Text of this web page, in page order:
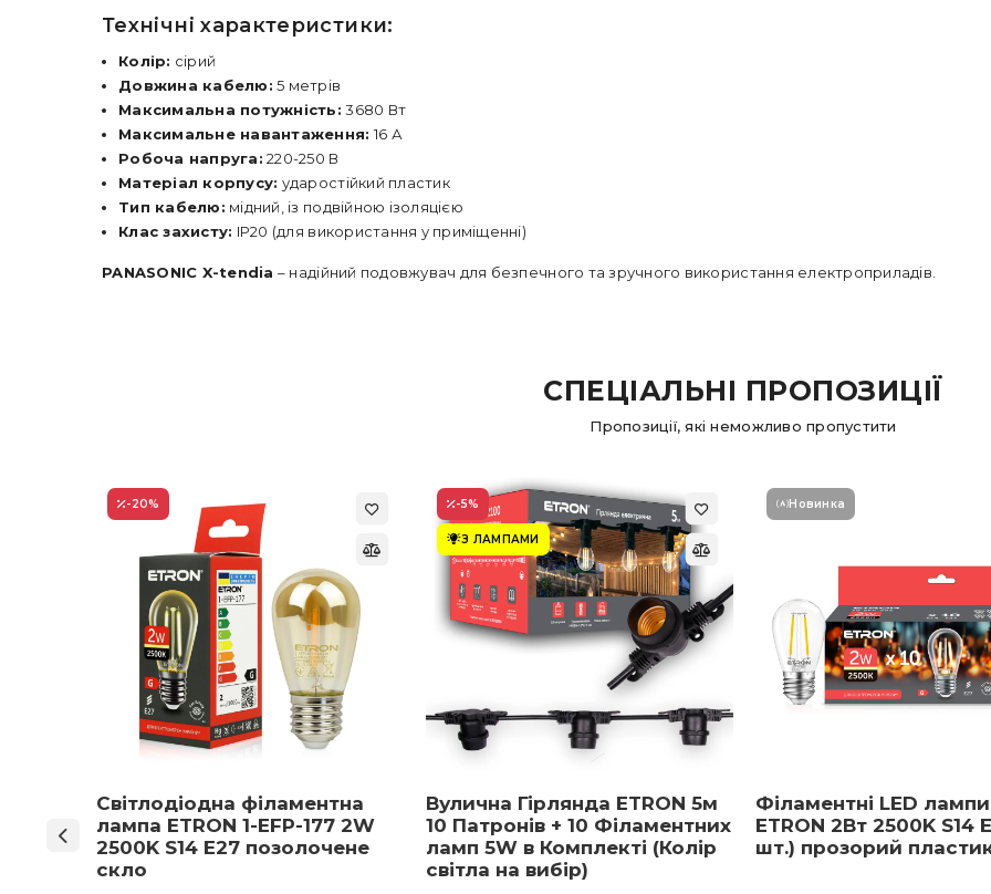
Технічні характеристики:
Колір: сірий
Довжина кабелю: 5 метрів
Максимальна потужність: 3680 Вт
Максимальне навантаження: 16 А
Робоча напруга: 220-250 В
Матеріал корпусу: ударостійкий пластик
Тип кабелю: мідний, із подвійною ізоляцією
Клас захисту: IP20 (для використання у приміщенні)
PANASONIC X-tendia – надійний подовжувач для безпечного та зручного використання електроприладів.
СПЕЦІАЛЬНІ ПРОПОЗИЦІЇ
Пропозиції, які неможливо пропустити
-20%
Світлодіодна філаментна
лампа ETRON 1-EFP-177 2W
2500K S14 E27 позолочене
скло
-5%
З ЛАМПАМИ
Вулична Гірлянда ETRON 5м
10 Патронів + 10 Філаментних
ламп 5W в Комплекті (Колір
світла на вибір)
Новинка
Філаментні LED лампи
ETRON 2Вт 2500K S14
шт.) прозорий